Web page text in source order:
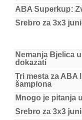
ABA Superkup:
Srebro za 3x3
Nemanja Bjelica
dokazati
Tri mesta za ABA
šampiona
Mnogo je pitanja
Srebro za 3x3